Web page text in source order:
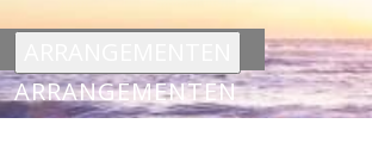
ARRANGEMENTEN